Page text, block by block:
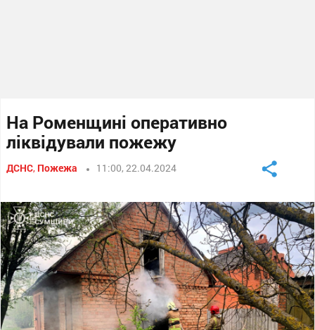
На Роменщині оперативно
ліквідували пожежу
ДСНС, Пожежа 11:00, 22.04.2024